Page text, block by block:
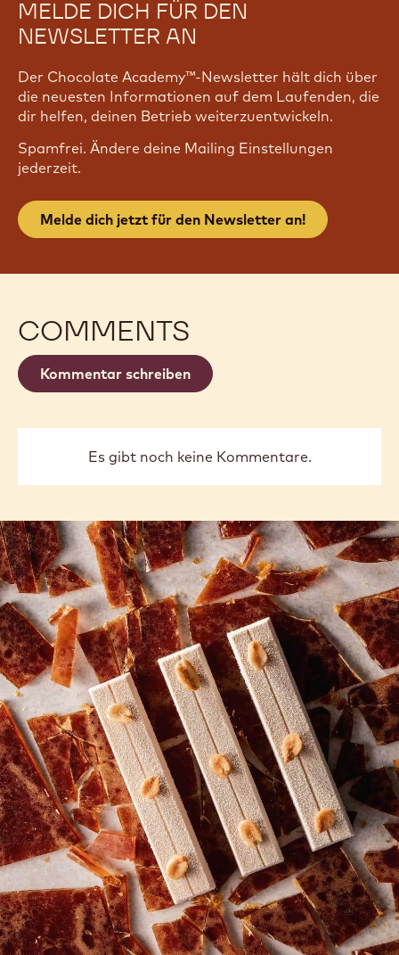
MELDE DICH FÜR DEN
die neuesten Informationen auf dem Laufenden, die
dir helfen, deinen Betrieb weiterzuentwickeln.
Spamfrei. Ändere deine Mailing Einstellungen
jederzeit.
COMMENTS
Kommentar schreiben
Es gibt noch keine Kommentare.